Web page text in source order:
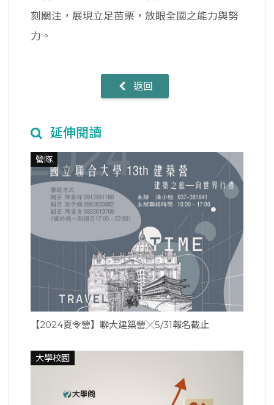
刻關注，展現立足苗栗，放眼全國之能力與努
力。
返回
延伸閱讀
營隊
【2024夏令營】聯大建築營╳5/31報名截止
大學校園